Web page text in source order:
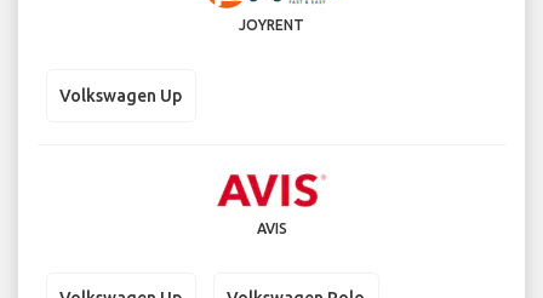
JOYRENT
Volkswagen Up
AVIS